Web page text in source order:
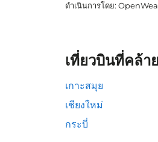
ดำเนินการโดย:
เที่ยวบินที่คล้า
เกาะสมุย
เชียงใหม่
กระบี่